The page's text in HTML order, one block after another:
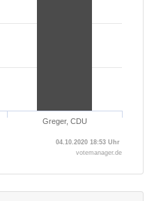
Greger, CDU
04.10.2020 18:53 Uhr
votemanager.de